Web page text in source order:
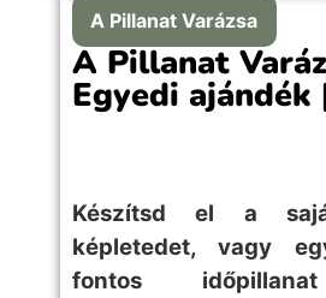
A Pillanat Varázsa
A Pillanat
Egyedi ajándék
Készítsd el a
képletedet, vagy
fontos